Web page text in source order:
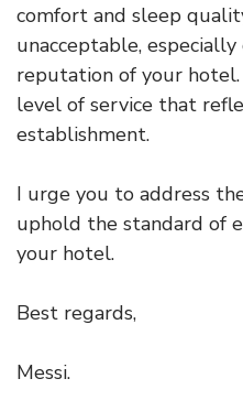
comfort and sleep
unacceptable,
reputation of your
level of service that
establishment.
I urge you to address
uphold the standard of
your hotel.
Best regards,
Messi.